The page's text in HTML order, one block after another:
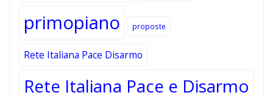
primopiano proposte
Rete Italiana Pace Disarmo
Rete Italiana Pace e Disarmo